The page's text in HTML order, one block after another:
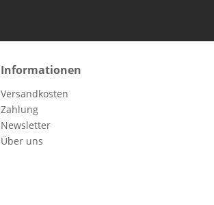
Informationen
Versandkosten
Zahlung
Newsletter
Über uns